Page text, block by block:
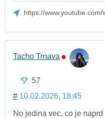
https://
Tacho Trnava
57
# 10.02.2026, 18:45
No jedina vec, co je